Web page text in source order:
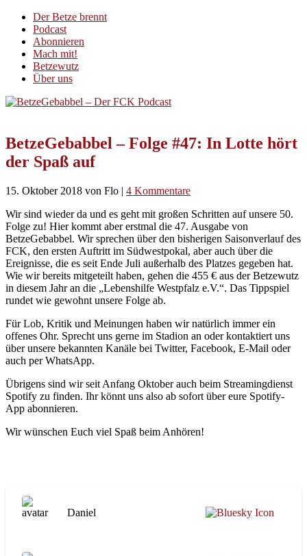
Der Betze brennt
Podcast
Abonnieren
Mach mit!
Betzewutz
Über uns
BetzeGebabbel – Folge #47: In Lotte hört
der Spaß auf
15. Oktober 2018 von Flo | 4 Kommentare
Wir sind wieder da und es geht mit großen Schritten auf unsere 50.
Folge zu! Hier kommt aber erstmal die 47. Ausgabe von
BetzeGebabbel. Wir sprechen über den bisherigen Saisonverlauf des
FCK, den ersten Auftritt im Südwestpokal, aber auch über die
Ereignisse, die es seit Ende Juli außerhalb des Platzes gegeben hat.
Wie wir bereits mitgeteilt haben, gehen die 455 € aus der Betzewutz
in diesem Jahr an die „Lebenshilfe Westpfalz e.V.“. Das Tippspiel
rundet wie gewohnt unsere Folge ab.
Für Lob, Kritik und Meinungen haben wir natürlich immer ein
offenes Ohr. Sprecht uns gerne im Stadion an oder kontaktiert uns
über unsere bekannten Kanäle bei Twitter, Facebook, E-Mail oder
auch per WhatsApp.
Übrigens sind wir seit Anfang Oktober auch beim Streamingdienst
Spotify zu finden. Ihr könnt uns also ab sofort über eure Spotify-
App abonnieren.
Wir wünschen Euch viel Spaß beim Anhören!
Daniel